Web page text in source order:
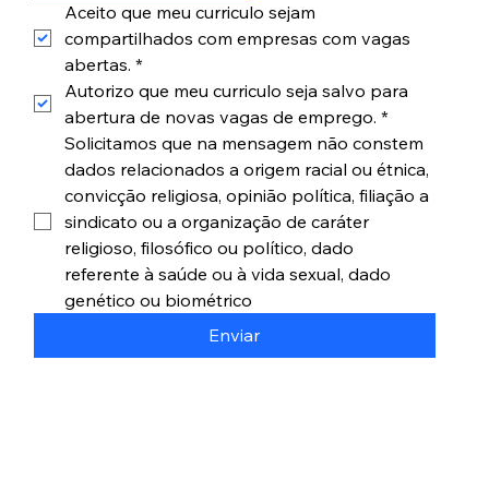
Aceito que meu curriculo sejam
compartilhados com empresas com vagas
abertas. *
Autorizo que meu curriculo seja salvo para
abertura de novas vagas de emprego. *
Solicitamos que na mensagem não constem
dados relacionados a origem racial ou étnica,
convicção religiosa, opinião política, filiação a
sindicato ou a organização de caráter
religioso, filosófico ou político, dado
referente à saúde ou à vida sexual, dado
genético ou biométrico
Enviar